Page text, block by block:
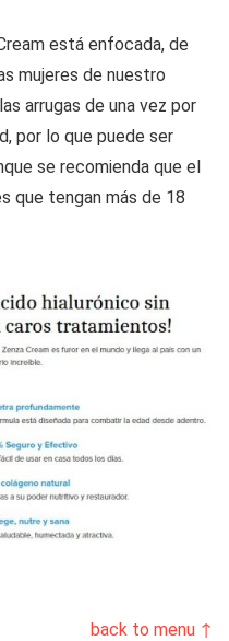
está enfocada, de
mujeres de nuestro
arrugas de una vez por
por lo que puede ser
se recomienda que el
que tengan más de 18
back to menu ↑